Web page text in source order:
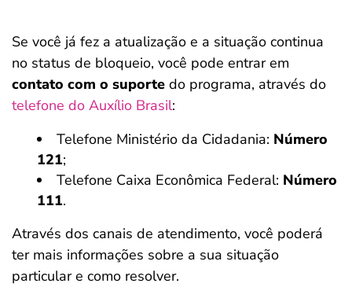
Se você já fez a atualização e a situação continua
no status de bloqueio, você pode entrar em
contato com o suporte do programa, através do
telefone do Auxílio Brasil:
Telefone Ministério da Cidadania: Número
121;
Telefone Caixa Econômica Federal: Número
111.
Através dos canais de atendimento, você poderá
ter mais informações sobre a sua situação
particular e como resolver.